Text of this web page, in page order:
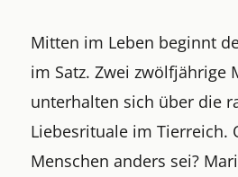
Mitten im Leben beginnt
im Satz. Zwei zwölfjährige
unterhalten sich über die
Liebesrituale im Tierreich.
Menschen anders sei?